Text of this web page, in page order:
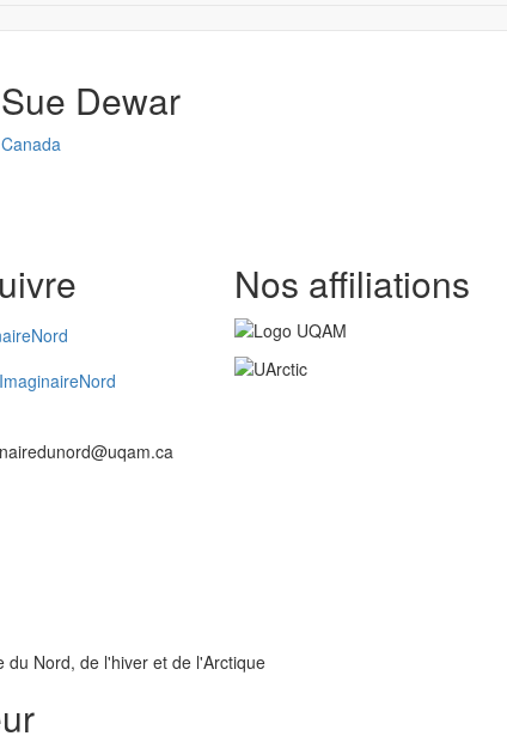
Sue Dewar
Canada
Nos affiliations
Nord, de l'hiver et de l'Arctique